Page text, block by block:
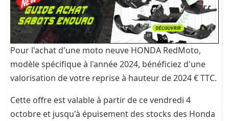
Pour l'achat d'une moto neuve HONDA RedMoto,
modèle spécifique à l'année 2024, bénéficiez d'une
valorisation de votre reprise à hauteur de 2024 € TTC.
Cette offre est valable à partir de ce vendredi 4
octobre et jusqu'à épuisement des stocks des Honda